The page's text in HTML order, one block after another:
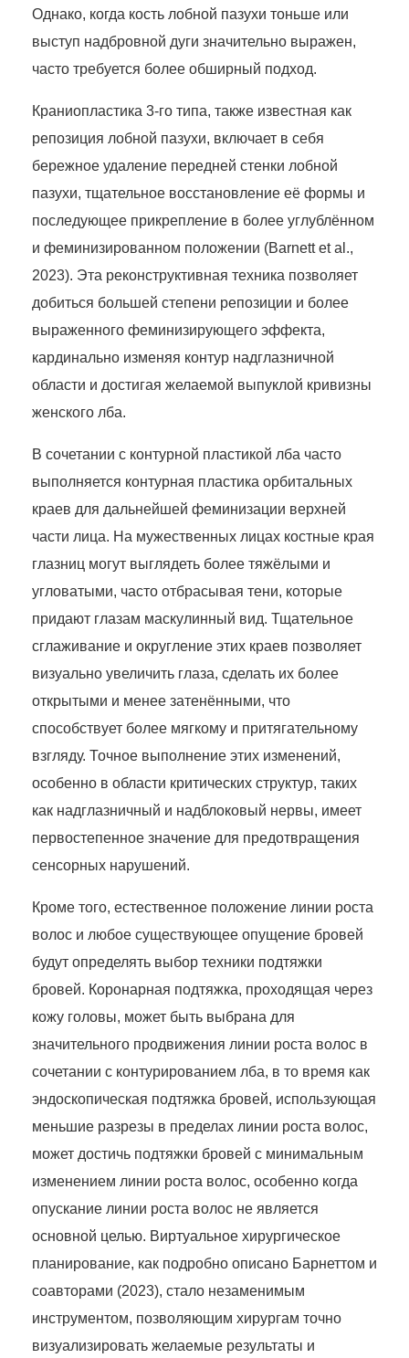
Однако, когда кость лобной пазухи тоньше или
выступ надбровной дуги значительно выражен,
часто требуется более обширный подход.
Краниопластика 3-го типа, также известная как
репозиция лобной пазухи, включает в себя
бережное удаление передней стенки лобной
пазухи, тщательное восстановление её формы и
последующее прикрепление в более углублённом
и феминизированном положении (Barnett et al.,
2023). Эта реконструктивная техника позволяет
добиться большей степени репозиции и более
выраженного феминизирующего эффекта,
кардинально изменяя контур надглазничной
области и достигая желаемой выпуклой кривизны
женского лба.
В сочетании с контурной пластикой лба часто
выполняется контурная пластика орбитальных
краев для дальнейшей феминизации верхней
части лица. На мужественных лицах костные края
глазниц могут выглядеть более тяжёлыми и
угловатыми, часто отбрасывая тени, которые
придают глазам маскулинный вид. Тщательное
сглаживание и округление этих краев позволяет
визуально увеличить глаза, сделать их более
открытыми и менее затенёнными, что
способствует более мягкому и притягательному
взгляду. Точное выполнение этих изменений,
особенно в области критических структур, таких
как надглазничный и надблоковый нервы, имеет
первостепенное значение для предотвращения
сенсорных нарушений.
Кроме того, естественное положение линии роста
волос и любое существующее опущение бровей
будут определять выбор техники подтяжки
бровей. Коронарная подтяжка, проходящая через
кожу головы, может быть выбрана для
значительного продвижения линии роста волос в
сочетании с контурированием лба, в то время как
эндоскопическая подтяжка бровей, использующая
меньшие разрезы в пределах линии роста волос,
может достичь подтяжки бровей с минимальным
изменением линии роста волос, особенно когда
опускание линии роста волос не является
основной целью. Виртуальное хирургическое
планирование, как подробно описано Барнеттом и
соавторами (2023), стало незаменимым
инструментом, позволяющим хирургам точно
визуализировать желаемые результаты и